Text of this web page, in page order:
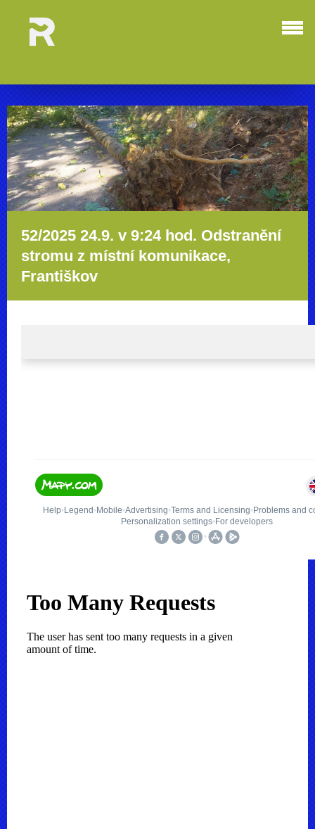
52/2025 24.9. v 9:24 hod. Odstranění
stromu z místní komunikace,
Františkov